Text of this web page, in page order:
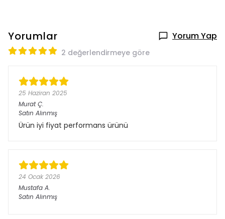
Yorumlar Yorum Yap
2 değerlendirmeye göre
25 Haziran 2025
Murat Ç.
Satın Alınmış
Ürün iyi fiyat performans ürünü
24 Ocak 2026
Mustafa A.
Satın Alınmış